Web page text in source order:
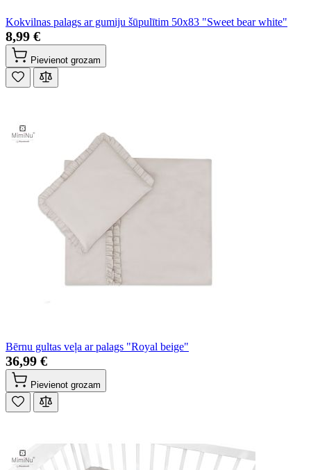
Kokvilnas palags ar gumiju šūpulītim 50x83 "Sweet bear white"
8,99 €
Pievienot grozam
Bērnu gultas veļa ar palags "Royal beige"
36,99 €
Pievienot grozam